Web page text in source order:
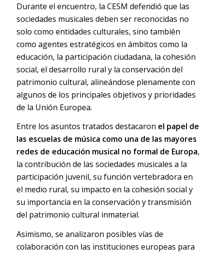
Durante el encuentro, la CESM defendió que las
sociedades musicales deben ser reconocidas no
solo como entidades culturales, sino también
como agentes estratégicos en ámbitos como la
educación, la participación ciudadana, la cohesión
social, el desarrollo rural y la conservación del
patrimonio cultural, alineándose plenamente con
algunos de los principales objetivos y prioridades
de la Unión Europea.
Entre los asuntos tratados destacaron el papel de
las escuelas de música como una de las mayores
redes de educación musical no formal de Europa,
la contribución de las sociedades musicales a la
participación juvenil, su función vertebradora en
el medio rural, su impacto en la cohesión social y
su importancia en la conservación y transmisión
del patrimonio cultural inmaterial.
Asimismo, se analizaron posibles vías de
colaboración con las instituciones europeas para